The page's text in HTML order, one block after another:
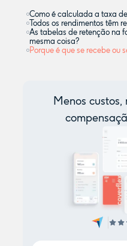
Como é calculada a taxa
Todos os rendimentos têm
As tabelas de retenção na
mesma coisa?
Porque é que se recebe ou
Menos